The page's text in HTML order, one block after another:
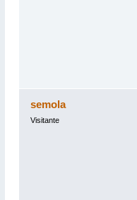
semola
Visitante